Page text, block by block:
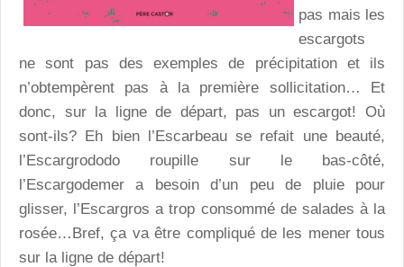
pas mais les
escargots
ne sont pas des exemples de précipitation et ils
n’obtempèrent pas à la première sollicitation… Et
donc, sur la ligne de départ, pas un escargot! Où
sont-ils? Eh bien l’Escarbeau se refait une beauté,
l’Escargrododo roupille sur le bas-côté,
l’Escargodemer a besoin d’un peu de pluie pour
glisser, l’Escargros a trop consommé de salades à la
rosée…Bref, ça va être compliqué de les mener tous
sur la ligne de départ!